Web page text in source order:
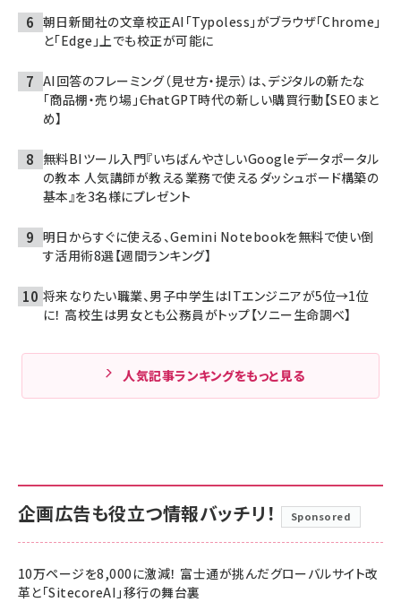
朝日新聞社の文章校正AI「Typoless」がブラウザ「Chrome」
と「Edge」上でも校正が可能に
AI回答のフレーミング（見せ方・提示）は、デジタルの新たな
「商品棚・売り場」――ChatGPT時代の新しい購買行動【SEOまと
め】
無料BIツール入門『いちばんやさしいGoogleデータポータル
の教本 人気講師が教える業務で使えるダッシュボード構築の
基本』を3名様にプレゼント
明日からすぐに使える、Gemini Notebookを無料で使い倒
す活用術8選【週間ランキング】
将来なりたい職業、男子中学生はITエンジニアが5位→1位
に！ 高校生は男女とも公務員がトップ【ソニー生命調べ】
人気記事ランキングをもっと見る
企画広告も役立つ情報バッチリ！ Sponsored
10万ページを8,000に激減！ 富士通が挑んだグローバルサイト改
革と「SitecoreAI」移行の舞台裏